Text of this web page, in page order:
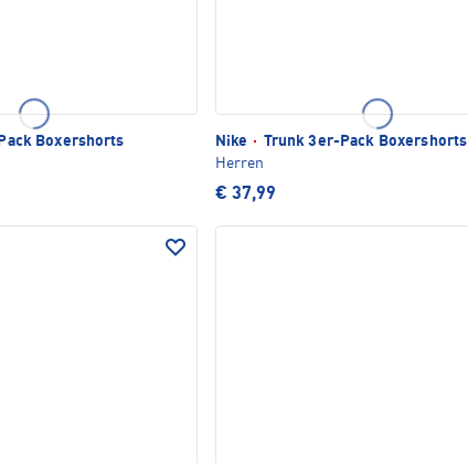
Boxershorts
Nike · Trunk 3er-Pack Boxershorts
Herren
€ 37,99